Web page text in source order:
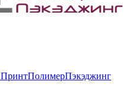
ПринтПолимерПэкэджинг